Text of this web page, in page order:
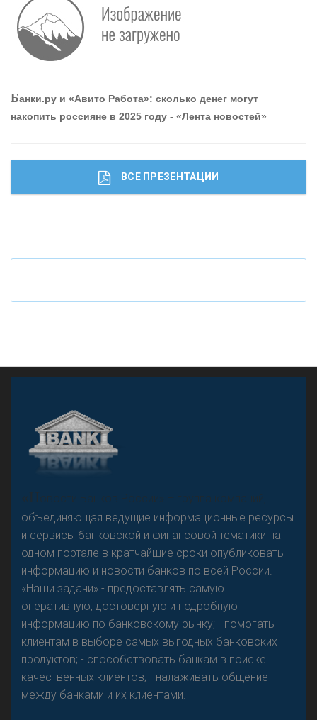
Работа мечты. Что банки делают для того, чтобы
привлечь и удержать персонал - «Интервью»
Что будет с наличными деньгами при цифровом
Банки.ру и «Авито Работа»: сколько денег могут
накопить россияне в 2025 году - «Лента новостей»
ВСЕ ПРЕЗЕНТАЦИИ
«Н
овости Банков России» – группа компаний,
объединяющая ведущие информационные ресурсы
и сервисы банковской и финансовой тематики на
одном портале в кратчайшие сроки опубликовать
информацию и новости банков по всей России.
«Наши задачи» - предоставлять самую
оперативную, достоверную и подробную
информацию по банковскому рынку; - помогать
клиентам в выборе самых выгодных банковских
продуктов; - способствовать банкам в поиске
качественных клиентов; - налаживать общение
между банками и их клиентами.